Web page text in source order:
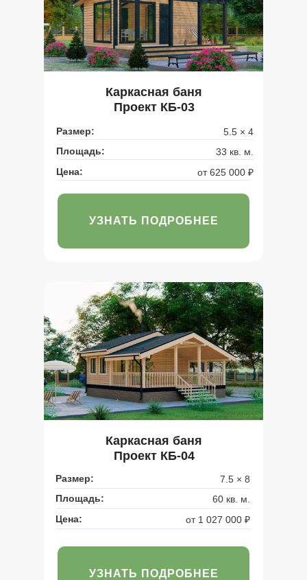
Каркасная баня
Проект КБ-03
Размер:
5.5 × 4
Площадь:
33 кв. м.
Цена:
от 625 000 ₽
УЗНАТЬ ПОДРОБНЕЕ
Каркасная баня
Проект КБ-04
Размер:
7.5 × 8
Площадь:
60 кв. м.
Цена:
от 1 027 000 ₽
УЗНАТЬ ПОДРОБНЕЕ